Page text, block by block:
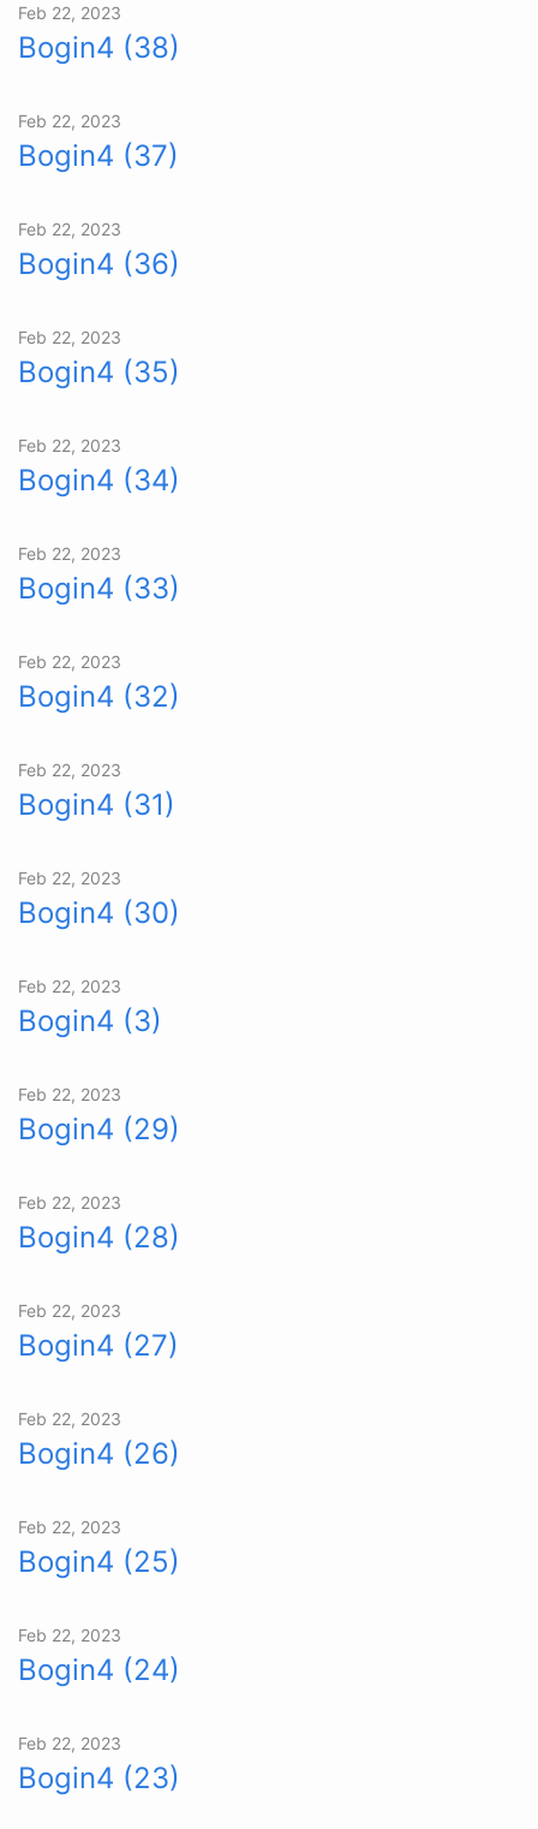
Feb 22, 2023
Bogin4 (38)
Feb 22, 2023
Bogin4 (37)
Feb 22, 2023
Bogin4 (36)
Feb 22, 2023
Bogin4 (35)
Feb 22, 2023
Bogin4 (34)
Feb 22, 2023
Bogin4 (33)
Feb 22, 2023
Bogin4 (32)
Feb 22, 2023
Bogin4 (31)
Feb 22, 2023
Bogin4 (30)
Feb 22, 2023
Bogin4 (3)
Feb 22, 2023
Bogin4 (29)
Feb 22, 2023
Bogin4 (28)
Feb 22, 2023
Bogin4 (27)
Feb 22, 2023
Bogin4 (26)
Feb 22, 2023
Bogin4 (25)
Feb 22, 2023
Bogin4 (24)
Feb 22, 2023
Bogin4 (23)